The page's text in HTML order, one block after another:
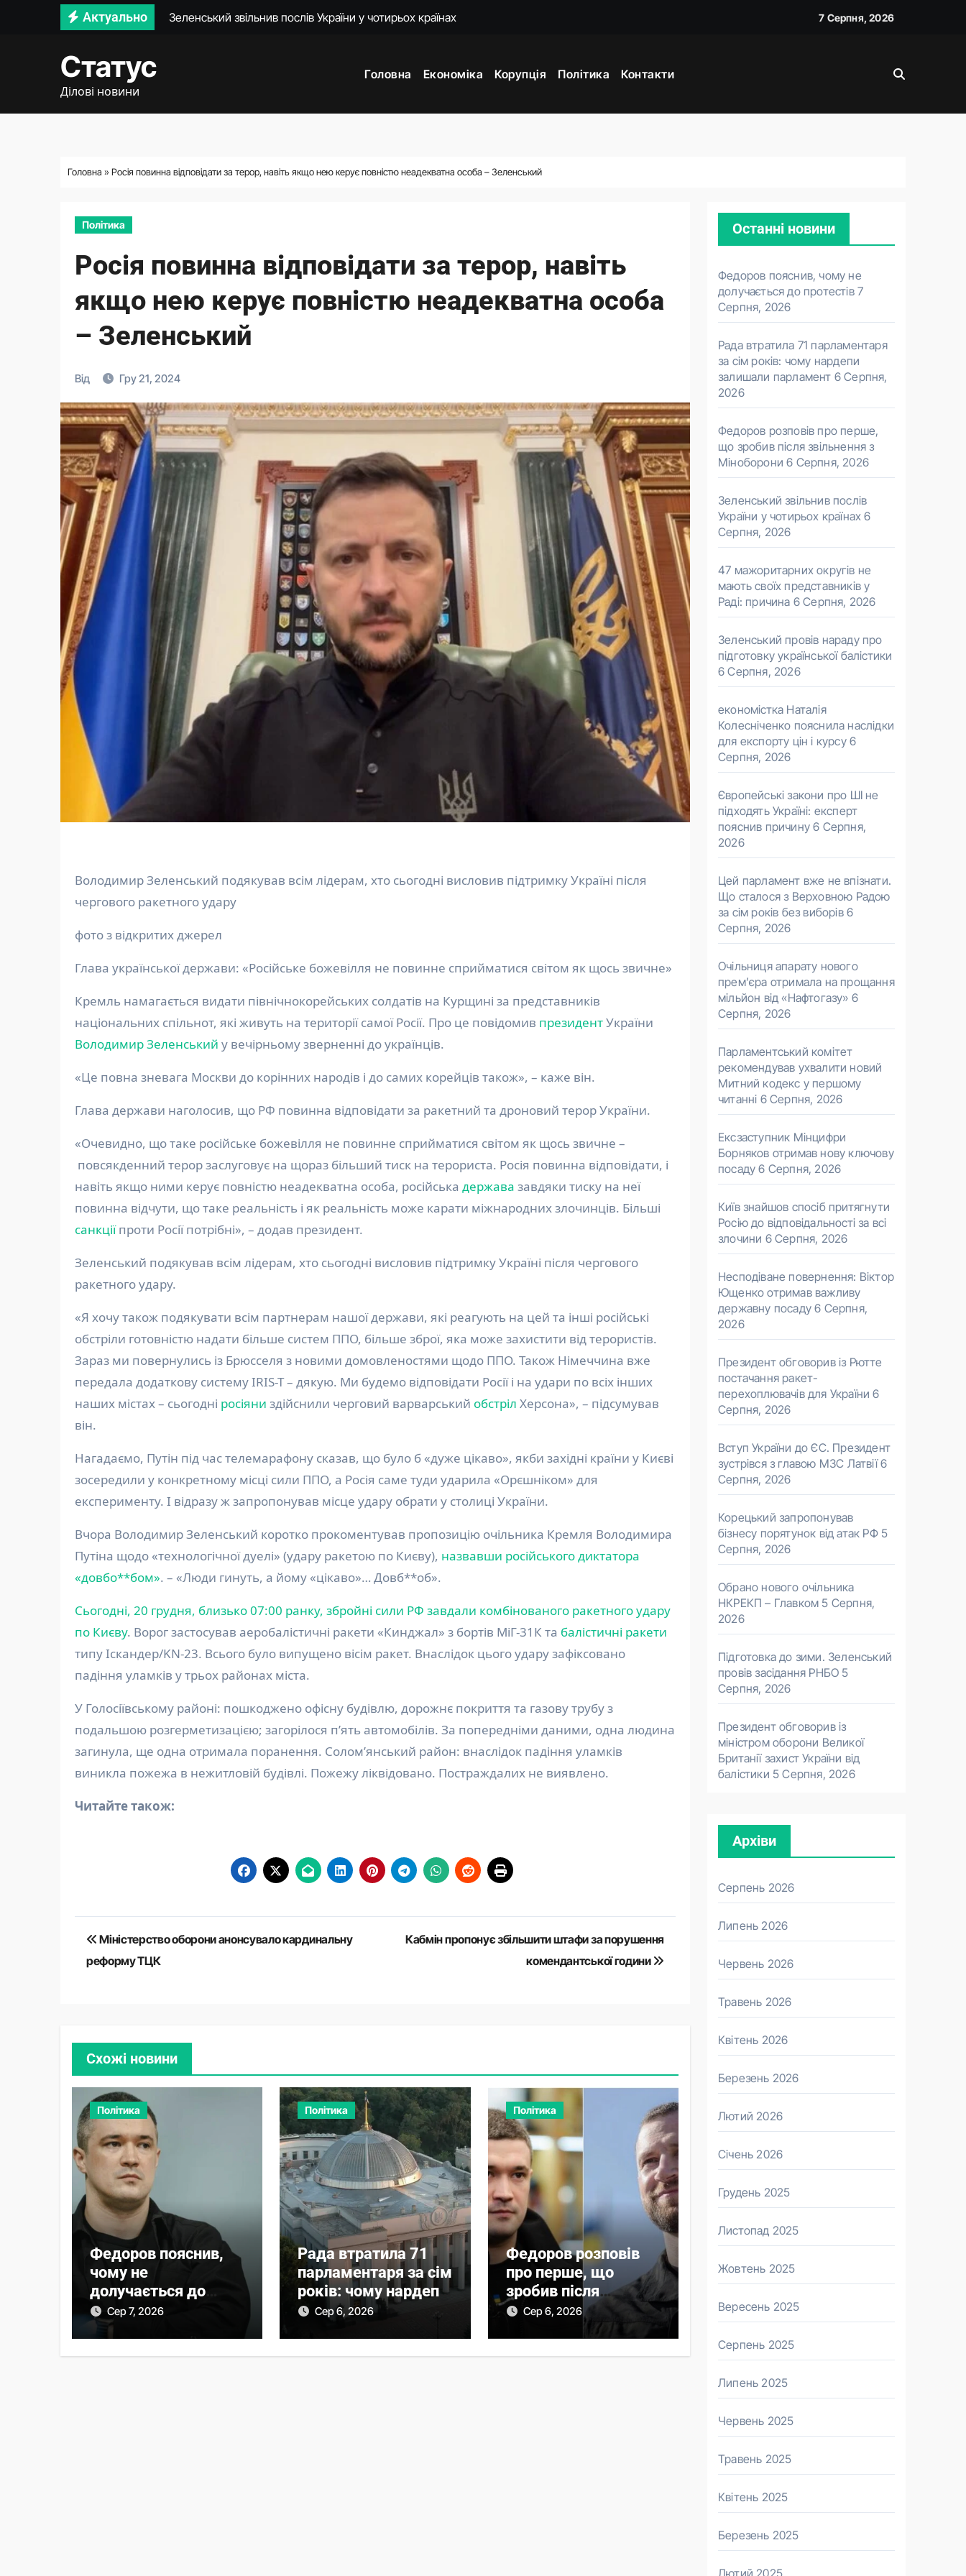
Актуально
47 мажоритарних округів не мають своїх представників у Раді: причина
економістка Наталія Колесніченко пояснила наслідки для експорту цін і курсу
7 Серпня, 2026
Статус
Ділові новини
Головна Економіка Корупція Політика Контакти
Головна » Росія повинна відповідати за терор, навіть якщо нею керує повністю неадекватна особа – Зеленський
Політика
Росія повинна відповідати за терор, навіть
якщо нею керує повністю неадекватна особа
– Зеленський
Від Гру 21, 2024
Володимир Зеленський подякував всім лідерам, хто сьогодні висловив підтримку Україні після
чергового ракетного удару
фото з відкритих джерел
Глава української держави: «Російське божевілля не повинне сприйматися світом як щось звичне»
Кремль намагається видати північнокорейських солдатів на Курщині за представників
національних спільнот, які живуть на території самої Росії. Про це повідомив президентУкраїни
Володимир Зеленський у вечірньому зверненні до українців.
«Це повна зневага Москви до корінних народів і до самих корейців також», – каже він.
Глава держави наголосив, що РФ повинна відповідати за ракетний та дроновий терор України.
«Очевидно, що таке російське божевілля не повинне сприйматися світом як щось звичне –
повсякденний терор заслуговує на щораз більший тиск на терориста. Росія повинна відповідати, і
навіть якщо ними керує повністю неадекватна особа, російська держава завдяки тиску на неї
повинна відчути, що таке реальність і як реальність може карати міжнародних злочинців. Більші
санкціїпроти Росії потрібні», – додав президент.
Зеленський подякував всім лідерам, хто сьогодні висловив підтримку Україні після чергового
ракетного удару.
«Я хочу також подякувати всім партнерам нашої держави, які реагують на цей та інші російські
обстріли готовністю надати більше систем ППО, більше зброї, яка може захистити від терористів.
Зараз ми повернулись із Брюсселя з новими домовленостями щодо ППО. Також Німеччина вже
передала додаткову систему IRIS-T – дякую. Ми будемо відповідати Росії і на удари по всіх інших
наших містах – сьогодні росіяни здійснили черговий варварський обстріл Херсона», – підсумував
він.
Нагадаємо, Путін під час телемарафону сказав, що було б «дуже цікаво», якби західні країни у Києві
зосередили у конкретному місці сили ППО, а Росія саме туди ударила «Орєшніком» для
експерименту. І відразу ж запропонував місце удару обрати у столиці України.
Вчора Володимир Зеленський коротко прокоментував пропозицію очільника Кремля Володимира
Путіна щодо «технологічної дуелі» (удару ракетою по Києву), назвавши російського диктатора
«довбо**бом». – «Люди гинуть, а йому «цікаво»… Довб**об».
Сьогодні, 20 грудня, близько 07:00 ранку, збройні сили РФ завдали комбінованого ракетного удару
по Києву. Ворог застосував аеробалістичні ракети «Кинджал» з бортів МіГ-31К та балістичні ракети
типу Іскандер/KN-23. Всього було випущено вісім ракет. Внаслідок цього удару зафіксовано
падіння уламків у трьох районах міста.
У Голосіївському районі: пошкоджено офісну будівлю, дорожнє покриття та газову трубу з
подальшою розгерметизацією; загорілося пʼять автомобілів. За попередніми даними, одна людина
загинула, ще одна отримала поранення. Солом’янський район: внаслідок падіння уламків
виникла пожежа в нежитловій будівлі. Пожежу ліквідовано. Постраждалих не виявлено.
Читайте також:
Навігація
записів
Міністерство оборони анонсувало кардинальну
реформу ТЦК
Кабмін пропонує збільшити штафи за порушення
комендантської години
Схожі новини
Політика
Федоров пояснив,
чому не
долучається до
протестів
Сер 7, 2026
Політика
Рада втратила 71
парламентаря за сім
років: чому нардепи
залишали
Сер 6, 2026
Політика
Федоров розповів
про перше, що
зробив після
звільнення з
Сер 6, 2026
Останні новини
Федоров пояснив, чому не
долучається до протестів 7
Серпня, 2026
Рада втратила 71 парламентаря
за сім років: чому нардепи
залишали парламент 6 Серпня,
2026
Федоров розповів про перше,
що зробив після звільнення з
Міноборони 6 Серпня, 2026
Зеленський звільнив послів
України у чотирьох країнах 6
Серпня, 2026
47 мажоритарних округів не
мають своїх представників у
Раді: причина 6 Серпня, 2026
Зеленський провів нараду про
підготовку української балістики
6 Серпня, 2026
економістка Наталія
Колесніченко пояснила наслідки
для експорту цін і курсу 6
Серпня, 2026
Європейські закони про ШІ не
підходять Україні: експерт
пояснив причину 6 Серпня,
2026
Цей парламент вже не впізнати.
Що сталося з Верховною Радою
за сім років без виборів 6
Серпня, 2026
Очільниця апарату нового
прем’єра отримала на прощання
мільйон від «Нафтогазу» 6
Серпня, 2026
Парламентський комітет
рекомендував ухвалити новий
Митний кодекс у першому
читанні 6 Серпня, 2026
Ексзаступник Мінцифри
Борняков отримав нову ключову
посаду 6 Серпня, 2026
Київ знайшов спосіб притягнути
Росію до відповідальності за всі
злочини 6 Серпня, 2026
Несподіване повернення: Віктор
Ющенко отримав важливу
державну посаду 6 Серпня,
2026
Президент обговорив із Рютте
постачання ракет-
перехоплювачів для України 6
Серпня, 2026
Вступ України до ЄС. Президент
зустрівся з главою МЗС Латвії 6
Серпня, 2026
Корецький запропонував
бізнесу порятунок від атак РФ 5
Серпня, 2026
Обрано нового очільника
НКРЕКП – Главком 5 Серпня,
2026
Підготовка до зими. Зеленський
провів засідання РНБО 5
Серпня, 2026
Президент обговорив із
міністром оборони Великої
Британії захист України від
балістики 5 Серпня, 2026
Архіви
Серпень 2026
Липень 2026
Червень 2026
Травень 2026
Квітень 2026
Березень 2026
Лютий 2026
Січень 2026
Грудень 2025
Листопад 2025
Жовтень 2025
Вересень 2025
Серпень 2025
Липень 2025
Червень 2025
Травень 2025
Квітень 2025
Березень 2025
Лютий 2025